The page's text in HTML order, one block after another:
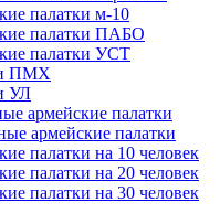
палатки м-10
палатки ПАБО
палатки УСТ
ПМХ
УЛ
армейские палатки
армейские палатки
палатки на 10 человек
палатки на 20 человек
палатки на 30 человек